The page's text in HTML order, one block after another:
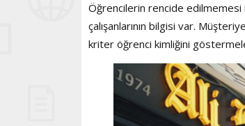
Öğrencilerin rencide edilmemesi
çalışanlarının bilgisi var.
kriter öğrenci kimliğini